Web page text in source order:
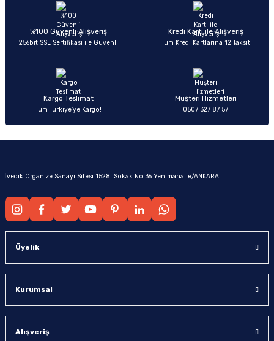
%100 Güvenli Alışveriş
256bit SSL Sertifikası ile Güvenli
Kredi Kartı ile Alışveriş
Tüm Kredi Kartlarına 12 Taksit
Kargo Teslimat
Tüm Türkiye’ye Kargo!
Müşteri Hizmetleri
0507 327 87 57
İvedik Organize Sanayi Sitesi 1528. Sokak No:36 Yenimahalle/ANKARA
Üyelik
Kurumsal
Alışveriş